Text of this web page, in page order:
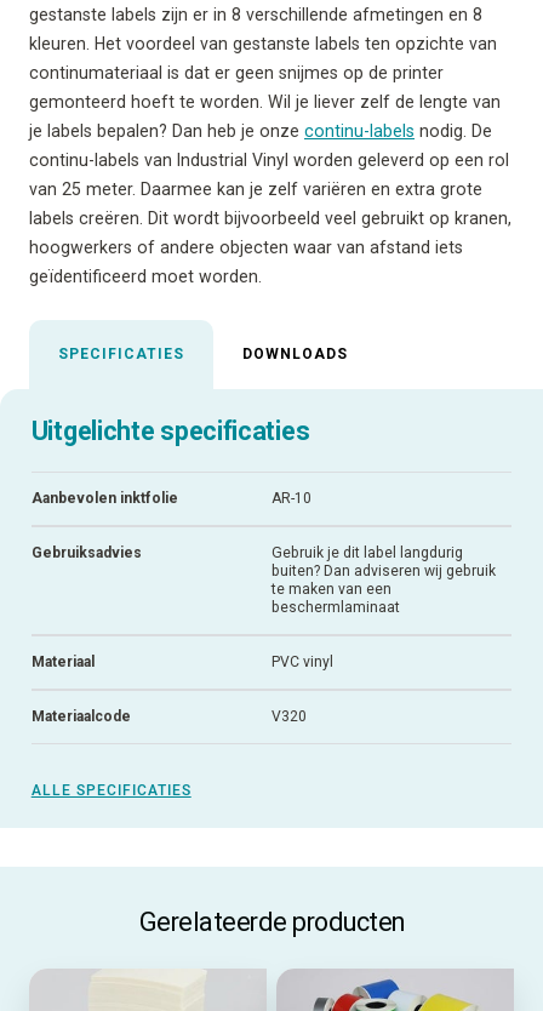
gestanste labels zijn er in 8 verschillende afmetingen en 8
kleuren. Het voordeel van gestanste labels ten opzichte van
continumateriaal is dat er geen snijmes op de printer
gemonteerd hoeft te worden. Wil je liever zelf de lengte van
je labels bepalen? Dan heb je onze continu-labels nodig. De
continu-labels van Industrial Vinyl worden geleverd op een rol
van 25 meter. Daarmee kan je zelf variëren en extra grote
labels creëren. Dit wordt bijvoorbeeld veel gebruikt op kranen,
hoogwerkers of andere objecten waar van afstand iets
geïdentificeerd moet worden.
SPECIFICATIES DOWNLOADS
Uitgelichte specificaties
Aanbevolen inktfolie AR-10
Gebruiksadvies
Gebruik je dit label langdurig
buiten? Dan adviseren wij gebruik
te maken van een
beschermlaminaat
Materiaal PVC vinyl
Materiaalcode V320
ALLE SPECIFICATIES
Gerelateerde producten